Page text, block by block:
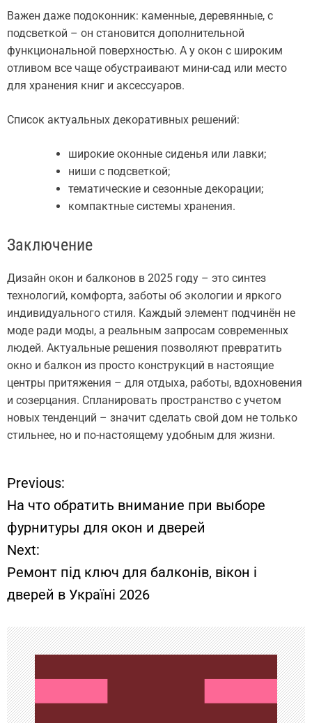
Важен даже подоконник: каменные, деревянные, с
подсветкой – он становится дополнительной
функциональной поверхностью. А у окон с широким
отливом все чаще обустраивают мини-сад или место
для хранения книг и аксессуаров.
Список актуальных декоративных решений:
широкие оконные сиденья или лавки;
ниши с подсветкой;
тематические и сезонные декорации;
компактные системы хранения.
Заключение
Дизайн окон и балконов в 2025 году – это синтез
технологий, комфорта, заботы об экологии и яркого
индивидуального стиля. Каждый элемент подчинён не
моде ради моды, а реальным запросам современных
людей. Актуальные решения позволяют превратить
окно и балкон из просто конструкций в настоящие
центры притяжения – для отдыха, работы, вдохновения
и созерцания. Спланировать пространство с учетом
новых тенденций – значит сделать свой дом не только
стильнее, но и по-настоящему удобным для жизни.
Н
а
в
и
г
а
ц
Previous:
На что обратить внимание при выборе
фурнитуры для окон и дверей
Next:
Ремонт під ключ для балконів, вікон і
дверей в Україні 2026